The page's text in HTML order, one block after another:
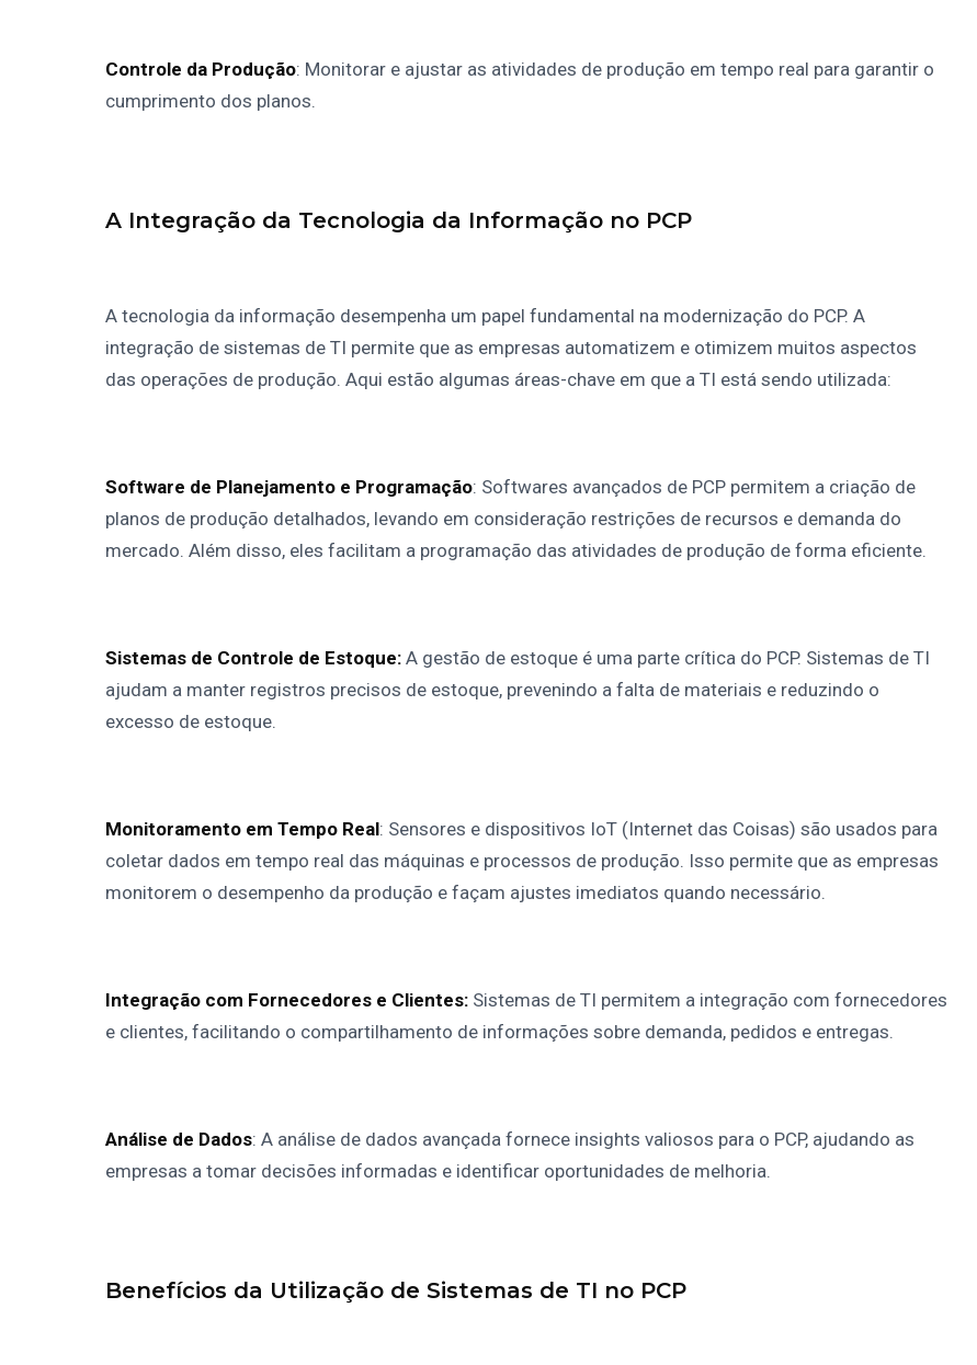
Controle da Produção: Monitorar e ajustar as atividades de produção em tempo real para garantir o
cumprimento dos planos.
A Integração da Tecnologia da Informação no PCP
A tecnologia da informação desempenha um papel fundamental na modernização do PCP. A
integração de sistemas de TI permite que as empresas automatizem e otimizem muitos aspectos
das operações de produção. Aqui estão algumas áreas-chave em que a TI está sendo utilizada:
Software de Planejamento e Programação: Softwares avançados de PCP permitem a criação de
planos de produção detalhados, levando em consideração restrições de recursos e demanda do
mercado. Além disso, eles facilitam a programação das atividades de produção de forma eficiente.
Sistemas de Controle de Estoque: A gestão de estoque é uma parte crítica do PCP. Sistemas de TI
ajudam a manter registros precisos de estoque, prevenindo a falta de materiais e reduzindo o
excesso de estoque.
Monitoramento em Tempo Real: Sensores e dispositivos IoT (Internet das Coisas) são usados para
coletar dados em tempo real das máquinas e processos de produção. Isso permite que as empresas
monitorem o desempenho da produção e façam ajustes imediatos quando necessário.
Integração com Fornecedores e Clientes: Sistemas de TI permitem a integração com fornecedores
e clientes, facilitando o compartilhamento de informações sobre demanda, pedidos e entregas.
Análise de Dados: A análise de dados avançada fornece insights valiosos para o PCP, ajudando as
empresas a tomar decisões informadas e identificar oportunidades de melhoria.
Benefícios da Utilização de Sistemas de TI no PCP